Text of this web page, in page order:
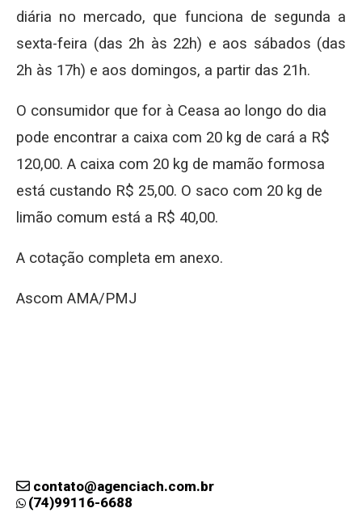
diária no mercado, que funciona de segunda a
sexta-feira (das 2h às 22h) e aos sábados (das
2h às 17h) e aos domingos, a partir das 21h.
O consumidor que for à Ceasa ao longo do dia
pode encontrar a caixa com 20 kg de cará a R$
120,00. A caixa com 20 kg de mamão formosa
está custando R$ 25,00. O saco com 20 kg de
limão comum está a R$ 40,00.
A cotação completa em anexo.
Ascom AMA/PMJ
contato@agenciach.com.br
(74)99116-6688